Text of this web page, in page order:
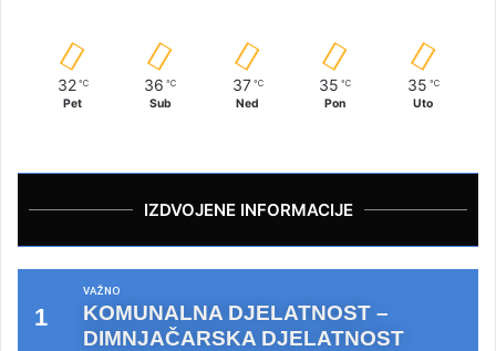
32 ℃
Pet
36 ℃
Sub
37 ℃
Ned
35 ℃
Pon
35 ℃
Uto
IZDVOJENE INFORMACIJE
VAŽNO
KOMUNALNA DJELATNOST –
DIMNJAČARSKA DJELATNOST